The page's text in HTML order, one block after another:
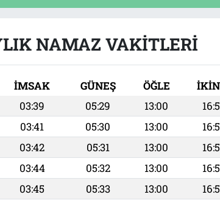
NAMAZ VAKITLERI
İMSAK GÜNEŞ ÖĞLE
03:39 05:29 13:00
03:41 05:30 13:00
03:42 05:31 13:00
03:44 05:32 13:00
03:45 05:33 13:00